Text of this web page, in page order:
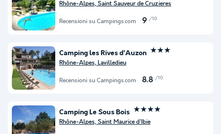
Rhône-Alpes, Saint Sauveur de Cruzieres
Recensioni su Campings.com 9 /10
Camping les Rives d'Auzon ★★★
Rhône-Alpes, Lavilledieu
Recensioni su Campings.com 8.8 /10
Camping Le Sous Bois ★★★★
Rhône-Alpes, Saint Maurice d'Ibie